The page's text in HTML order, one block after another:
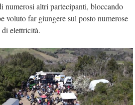
numerosi altri partecipanti, bloccando
voluto far giungere sul posto numerose
di elettricità.